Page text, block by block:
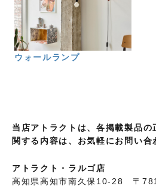
ウォールランプ
当店アトラクトは、各掲載製品
関する内容は、お気軽にお問い合
アトラクト・ラルゴ店
高知県高知市南久保10-28 〒